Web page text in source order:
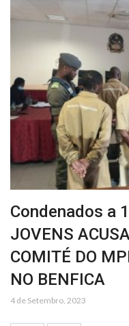
Condenados a
JOVENS
COMITÉ DO
NO BENFICA
4 de Setembro, 2023